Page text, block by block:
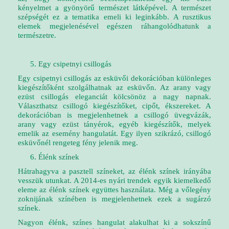
kényelmet a gyönyörű természet látképével. A természet
szépségét ez a tematika emeli ki leginkább. A rusztikus
elemek megjelenésével egészen ráhangolódhatunk a
természetre.
Egy csipetnyi csillogás
Egy csipetnyi csillogás az esküvői dekorációban különleges
kiegészítőként szolgálhatnak az esküvőn. Az arany vagy
ezüst csillogás eleganciát kölcsönöz a nagy napnak.
Választhatsz csillogó kiegészítőket, cipőt, ékszereket. A
dekorációban is megjelenhetnek a csillogó üvegvázák,
arany vagy ezüst tányérok, egyéb kiegészítők, melyek
emelik az esemény hangulatát. Egy ilyen szikrázó, csillogó
esküvőnél rengeteg fény jelenik meg.
Élénk színek
Hátrahagyva a pasztell színeket, az élénk színek irányába
vesszük utunkat. A 2014-es nyári trendek egyik kiemelkedő
eleme az élénk színek együttes használata. Még a vőlegény
zoknijának színében is megjelenhetnek ezek a sugárzó
színek.
Nagyon élénk, színes hangulat alakulhat ki a sokszínű